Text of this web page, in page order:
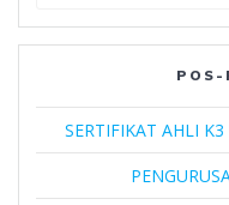
POS-
SERTIFIKAT AHLI